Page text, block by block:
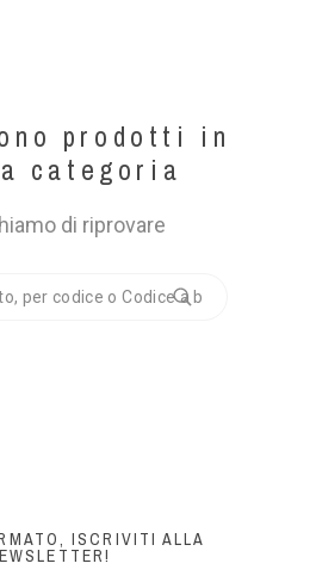
prodotti in
categoria
di riprovare
ISCRIVITI ALLA